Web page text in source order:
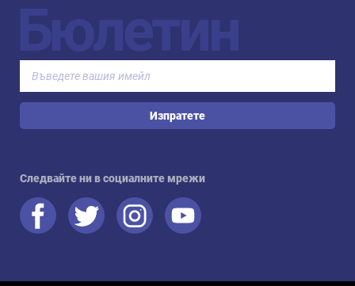
Бюлетин
Изпратете
Следвайте ни в социалните мрежи